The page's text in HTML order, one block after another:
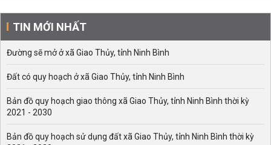
TIN MỚI NHẤT
Đường sẽ mở ở xã Giao Thủy, tỉnh Ninh Bình
Đất có quy hoạch ở xã Giao Thủy, tỉnh Ninh Bình
Bản đồ quy hoạch giao thông xã Giao Thủy, tỉnh Ninh Bình thời kỳ
2021 - 2030
Bản đồ quy hoạch sử dụng đất xã Giao Thủy, tỉnh Ninh Bình thời kỳ